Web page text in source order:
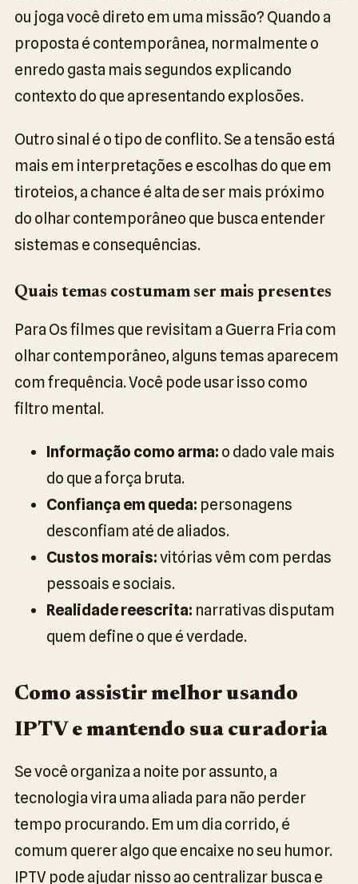
ou joga você direto em uma missão? Quando a
proposta é contemporânea, normalmente o
enredo gasta mais segundos explicando
contexto do que apresentando explosões.
Outro sinal é o tipo de conflito. Se a tensão está
mais em interpretações e escolhas do que em
tiroteios, a chance é alta de ser mais próximo
do olhar contemporâneo que busca entender
sistemas e consequências.
Quais temas costumam ser mais presentes
Para Os filmes que revisitam a Guerra Fria com
olhar contemporâneo, alguns temas aparecem
com frequência. Você pode usar isso como
filtro mental.
Informação como arma: o dado vale mais
do que a força bruta.
Confiança em queda: personagens
desconfiam até de aliados.
Custos morais:vitórias vêm com perdas
pessoais e sociais.
Realidade reescrita: narrativas disputam
quem define o que é verdade.
Como assistir melhor usando
IPTV e mantendo sua curadoria
Se você organiza a noite por assunto, a
tecnologia vira uma aliada para não perder
tempo procurando. Em um dia corrido, é
comum querer algo que encaixe no seu humor.
IPTV pode ajudar nisso ao centralizar busca e